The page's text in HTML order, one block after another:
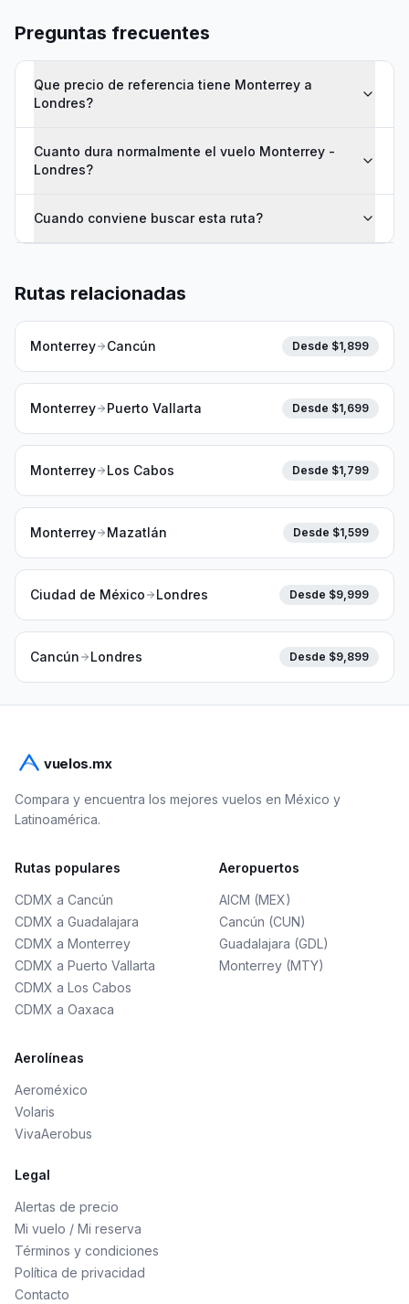
Preguntas frecuentes
Que precio de referencia tiene Monterrey a
Londres?
Cuanto dura normalmente el vuelo Monterrey -
Londres?
Cuando conviene buscar esta ruta?
Rutas relacionadas
Monterrey Cancún Desde $1,899
Monterrey Puerto Vallarta Desde $1,699
Monterrey Los Cabos Desde $1,799
Monterrey Mazatlán Desde $1,599
Ciudad de México Londres Desde $9,999
Cancún Londres Desde $9,899
vuelos.mx
Compara y encuentra los mejores vuelos en México y
Latinoamérica.
Rutas populares
CDMX a Cancún
CDMX a Guadalajara
CDMX a Monterrey
CDMX a Puerto Vallarta
CDMX a Los Cabos
CDMX a Oaxaca
Aeropuertos
AICM (MEX)
Cancún (CUN)
Guadalajara (GDL)
Monterrey (MTY)
Aerolíneas
Aeroméxico
Volaris
VivaAerobus
Legal
Alertas de precio
Mi vuelo / Mi reserva
Términos y condiciones
Política de privacidad
Contacto